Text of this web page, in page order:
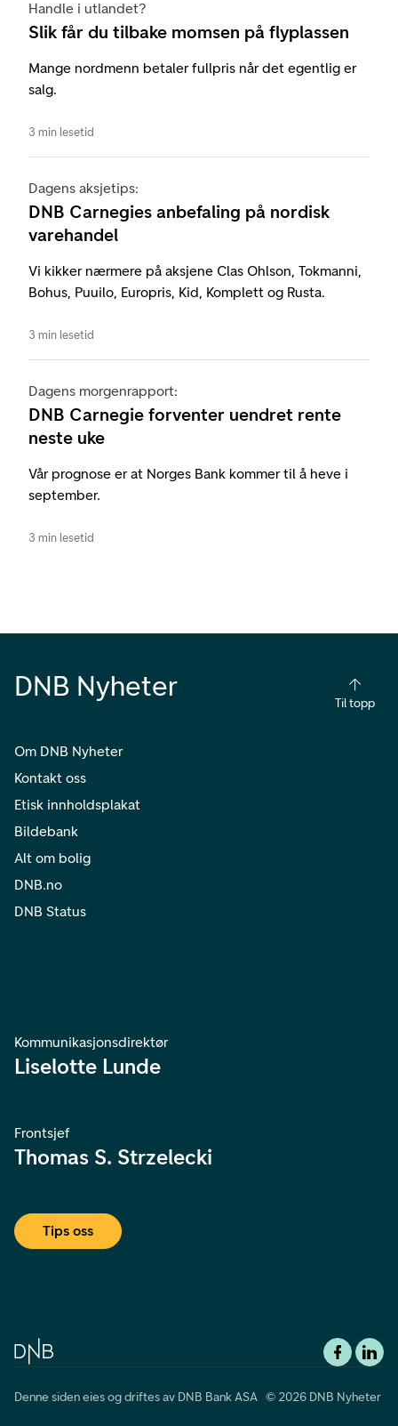
Handle i utlandet?
Slik får du tilbake momsen på flyplassen
Mange nordmenn betaler fullpris når det egentlig er
salg.
3 min lesetid
Dagens aksjetips:
DNB Carnegies anbefaling på nordisk
varehandel
Vi kikker nærmere på aksjene Clas Ohlson, Tokmanni,
Bohus, Puuilo, Europris, Kid, Komplett og Rusta.
3 min lesetid
Dagens morgenrapport:
DNB Carnegie forventer uendret rente
neste uke
Vår prognose er at Norges Bank kommer til å heve i
september.
3 min lesetid
DNB Nyheter
Til topp
Om DNB Nyheter
Kontakt oss
Etisk innholdsplakat
Bildebank
Alt om bolig
DNB.no
DNB Status
Kommunikasjonsdirektør
Liselotte Lunde
Frontsjef
Thomas S. Strzelecki
Tips oss
Denne siden eies og driftes av DNB Bank ASA © 2026 DNB Nyheter